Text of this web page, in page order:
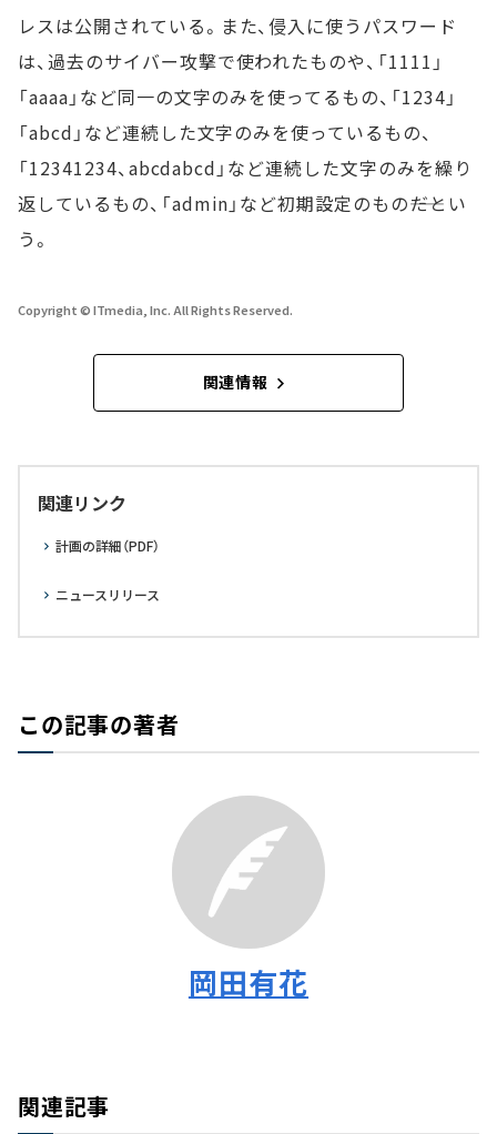
レスは公開されている。また、侵入に使うパスワード
は、過去のサイバー攻撃で使われたものや、「1111」
「aaaa」など同一の文字のみを使ってるもの、「1234」
「abcd」など連続した文字のみを使っているもの、
「12341234、abcdabcd」など連続した文字のみを繰り
返しているもの、「admin」など初期設定のもの――だとい
う。
Copyright © ITmedia, Inc. All Rights Reserved.
関連情報
関連リンク
計画の詳細（PDF）
ニュースリリース
この記事の著者
岡田有花
関連記事